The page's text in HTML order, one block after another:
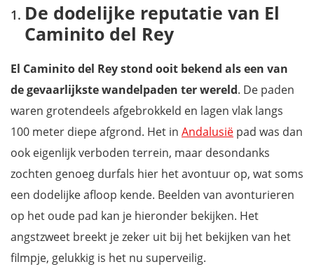
Geschiedenis van El Caminito del Rey
Restauratie van het Koningspad
De ingang van El Caminito del Rey
Het Caminito del Rey-wandelpad
Het eerste deel van de kloof
Tweede deel van de wandeling
De El Chorro-kloof met hangbrug
Terugkeren met de shuttlebus
Wat is de totale wandelafstand?
Hoe boek je tickets voor El Caminito del Rey?
Hoe bereik je El Caminito del Rey?
Wat zijn de openingsuren van El Caminito del Rey?
De dodelijke reputatie van El
Caminito del Rey
El Caminito del Rey stond ooit bekend als een van
de gevaarlijkste wandelpaden ter wereld. De paden
waren grotendeels afgebrokkeld en lagen vlak langs
100 meter diepe afgrond. Het in Andalusië pad was dan
ook eigenlijk verboden terrein, maar desondanks
zochten genoeg durfals hier het avontuur op, wat soms
een dodelijke afloop kende. Beelden van avonturieren
op het oude pad kan je hieronder bekijken. Het
angstzweet breekt je zeker uit bij het bekijken van het
filmpje, gelukkig is het nu superveilig.